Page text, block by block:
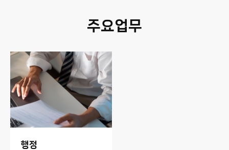
주요업무
행정